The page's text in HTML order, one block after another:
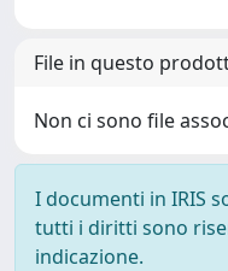
File in questo
Non ci sono file
I documenti in IRIS
tutti i diritti sono
indicazione.